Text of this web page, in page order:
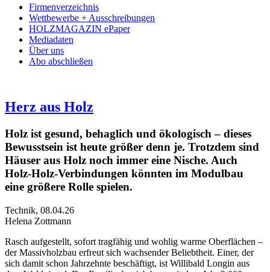
Firmenverzeichnis
Wettbewerbe + Ausschreibungen
HOLZMAGAZIN ePaper
Mediadaten
Über uns
Abo abschließen
Herz aus Holz
Holz ist gesund, behaglich und ökologisch – dieses
Bewusstsein ist heute größer denn je. Trotzdem sind
Häuser aus Holz noch immer eine Nische. Auch
Holz-Holz-Verbindungen könnten im Modulbau
eine größere Rolle spielen.
Technik, 08.04.26
Helena Zottmann
Rasch aufgestellt, sofort tragfähig und wohlig warme Oberflächen –
der Massivholzbau erfreut sich wachsender Beliebtheit. Einer, der
sich damit schon Jahrzehnte beschäftigt, ist Willibald Longin aus